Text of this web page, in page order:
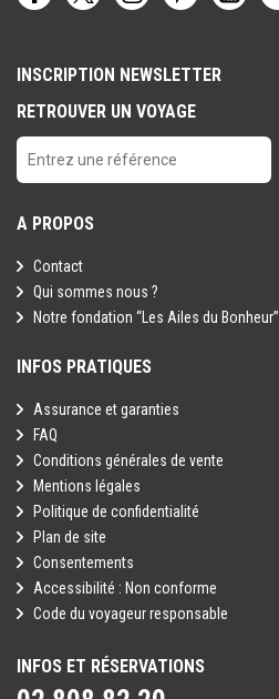
INSCRIPTION NEWSLETTER
RETROUVER UN VOYAGE
A PROPOS
Contact
Qui sommes nous ?
Notre fondation “Les Ailes du Bonheur”
INFOS PRATIQUES
Assurance et garanties
FAQ
Conditions générales de vente
Mentions légales
Politique de confidentialité
Plan de site
Consentements
Accessibilité : Non conforme
Code du voyageur responsable
INFOS ET RÉSERVATIONS